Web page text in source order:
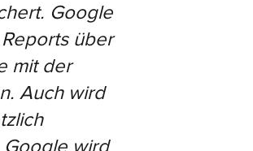
Google
über
mit der
Auch wird